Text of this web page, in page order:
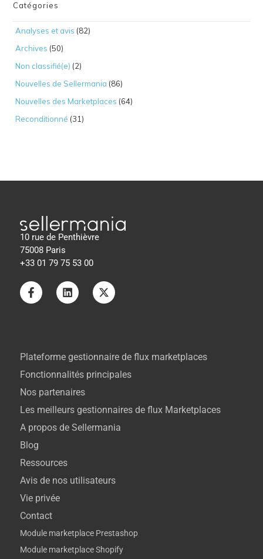
Catégories
Analyses et avis (82)
Archives (50)
Non classifié(e) (2)
Nouvelles de Sellermania (86)
Nouvelles des Marketplaces (64)
Reconditionné (31)
10 rue de Penthièvre
75008 Paris
+33 01 79 75 53 00
A propos de Sellermania
Blog
Ressources
Avis de nos utilisateurs
Vie privée
Contact
Plateforme gestionnaire de flux marketplaces
Fonctionnalités principales
Nos partenaires
Les meilleurs gestionnaires de flux Marketplaces
Module marketplace Prestashop
Module marketplace Shopify